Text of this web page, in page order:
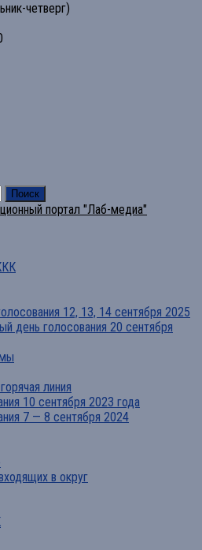
четверг)
портал "Лаб-медиа"
12, 13, 14 сентября 2025
день голосования 20 сентября
линия
10 сентября 2023 года
7 — 8 сентября 2024
в округ